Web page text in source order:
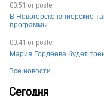
00:51 от poster
В Новогорске юниорские
программы
00:41 от poster
Мария Гордеева будет
Все новости
Сегодня